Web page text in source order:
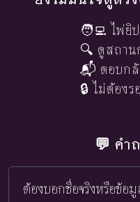
🧑‍💻 ไพ่ยิ
🔍 ดูสถาน
📬 ตอบกลั
🔒 ไม่ต้อง
💬 คำ
ต้องบอกชื่อจริงหรือข้อ